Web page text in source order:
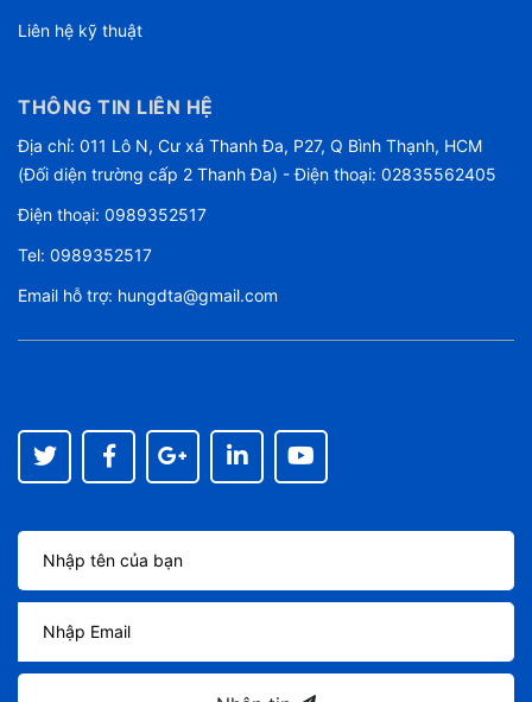
Liên hệ kỹ thuật
THÔNG TIN LIÊN HỆ
Địa chỉ: 011 Lô N, Cư xá Thanh Đa, P27, Q Bình Thạnh, HCM
(Đối diện trường cấp 2 Thanh Đa) - Điện thoại: 02835562405
Điện thoại: 0989352517
Tel: 0989352517
Email hỗ trợ: hungdta@gmail.com